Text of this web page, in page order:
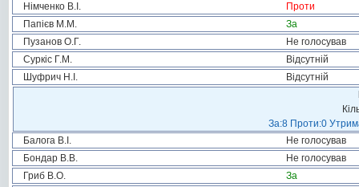
Німченко В.І.
Проти
Папієв М.М.
За
Пузанов О.Г.
Не голосував
Суркіс Г.М.
Відсутній
Шуфрич Н.І.
Відсутній
За:8 Проти:0
Балога В.І.
Не голосував
Бондар В.В.
Не голосував
Гриб В.О.
За